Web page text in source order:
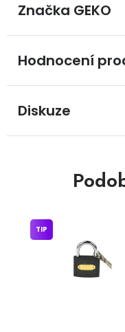
Značka GEKO
Hodnocení
Diskuze
TIP